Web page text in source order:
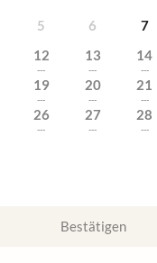
5 6 7
12
---
13
---
14
---
19
---
20
---
21
---
26
---
27
---
28
---
Bestätigen